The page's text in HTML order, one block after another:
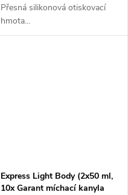
Přesná silikonová otiskovací
hmota...
Express Light Body (2x50 ml,
10x Garant míchací kanyla